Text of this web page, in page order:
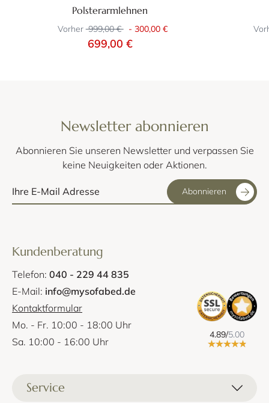
Polsterarmlehnen
Vorher 999,00 € - 300,00 €
699,00 €
Newsletter abonnieren
Abonnieren Sie unseren Newsletter und verpassen Sie
keine Neuigkeiten oder Aktionen.
Abonnieren
Kundenberatung
Telefon: 040 - 229 44 835
E-Mail: info@mysofabed.de
Kontaktformular
Mo. - Fr. 10:00 - 18:00 Uhr
Sa. 10:00 - 16:00 Uhr
4.89/5.00
Service